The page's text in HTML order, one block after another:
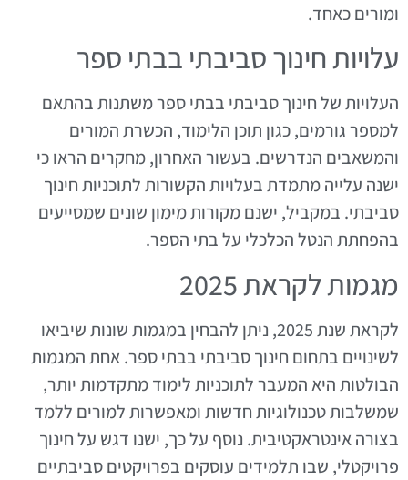
ומורים כאחד.
עלויות חינוך סביבתי בבתי ספר
העלויות של חינוך סביבתי בבתי ספר משתנות בהתאם
למספר גורמים, כגון תוכן הלימוד, הכשרת המורים
והמשאבים הנדרשים. בעשור האחרון, מחקרים הראו כי
ישנה עלייה מתמדת בעלויות הקשורות לתוכניות חינוך
סביבתי. במקביל, ישנם מקורות מימון שונים שמסייעים
בהפחתת הנטל הכלכלי על בתי הספר.
מגמות לקראת 2025
לקראת שנת 2025, ניתן להבחין במגמות שונות שיביאו
לשינויים בתחום חינוך סביבתי בבתי ספר. אחת המגמות
הבולטות היא המעבר לתוכניות לימוד מתקדמות יותר,
שמשלבות טכנולוגיות חדשות ומאפשרות למורים ללמד
בצורה אינטראקטיבית. נוסף על כך, ישנו דגש על חינוך
פרויקטלי, שבו תלמידים עוסקים בפרויקטים סביבתיים